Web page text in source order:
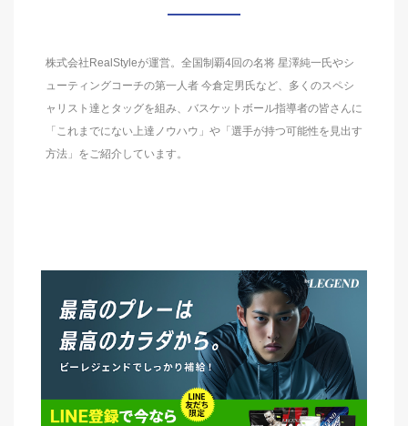
株式会社RealStyleが運営。全国制覇4回の名将 星澤純一氏やシ
ューティングコーチの第一人者 今倉定男氏など、多くのスペシ
ャリスト達とタッグを組み、バスケットボール指導者の皆さんに
「これまでにない上達ノウハウ」や「選手が持つ可能性を見出す
方法」をご紹介しています。